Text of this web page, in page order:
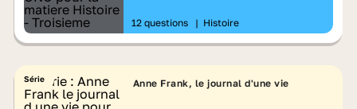
12 questions | Histoire
Série Anne Frank, le journal d'une vie